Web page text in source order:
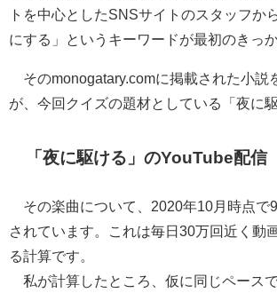
トを中心としたSNSサイトのスタッフか
にする」というキーワードが最初のきっ
そのmonogatary.comに掲載された小説
が、今回クイズの題材としている「夜に
「夜に駆ける」のYouTube配信
その楽曲について、2020年10月時点で
されています。これは毎日30万回近く動
る計算です。
私が計算したところ、仮に同じペース